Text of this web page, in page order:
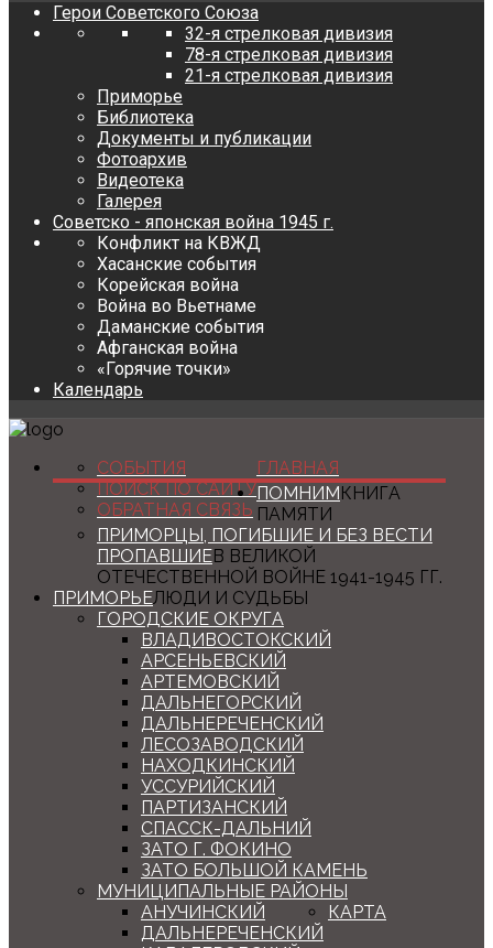
Герои Советского Союза
32-я стрелковая дивизия
78-я стрелковая дивизия
21-я стрелковая дивизия
Приморье
Библиотека
Документы и публикации
Фотоархив
Видеотека
Галерея
Советско - японская война 1945 г.
Конфликт на КВЖД
Хасанские события
Корейская война
Война во Вьетнаме
Даманские события
Афганская война
«Горячие точки»
Календарь
ГЛАВНАЯ
СОБЫТИЯ
ПОИСК ПО САЙТУ
ОБРАТНАЯ СВЯЗЬ
ПОМНИМКНИГА
ПАМЯТИ
ПРИМОРЦЫ, ПОГИБШИЕ И БЕЗ ВЕСТИ
ПРОПАВШИЕВ ВЕЛИКОЙ
ОТЕЧЕСТВЕННОЙ ВОЙНЕ 1941-1945 ГГ.
ПРИМОРЬЕЛЮДИ И СУДЬБЫ
ГОРОДСКИЕ ОКРУГА
ВЛАДИВОСТОКСКИЙ
АРСЕНЬЕВСКИЙ
АРТЕМОВСКИЙ
ДАЛЬНЕГОРСКИЙ
ДАЛЬНЕРЕЧЕНСКИЙ
ЛЕСОЗАВОДСКИЙ
НАХОДКИНСКИЙ
УССУРИЙСКИЙ
ПАРТИЗАНСКИЙ
СПАССК-ДАЛЬНИЙ
ЗАТО Г. ФОКИНО
ЗАТО БОЛЬШОЙ КАМЕНЬ
МУНИЦИПАЛЬНЫЕ РАЙОНЫ
АНУЧИНСКИЙ
ДАЛЬНЕРЕЧЕНСКИЙ
КАРТА